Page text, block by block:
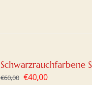
Schwarzrauchfarbene
€60,00 Ursprünglicher
€40,00Aktueller